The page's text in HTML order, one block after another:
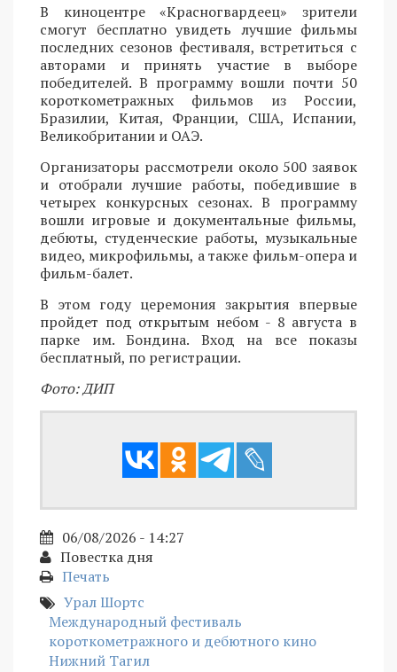
В киноцентре «Красногвардеец» зрители
смогут бесплатно увидеть лучшие фильмы
последних сезонов фестиваля, встретиться с
авторами и принять участие в выборе
победителей. В программу вошли почти 50
короткометражных фильмов из России,
Бразилии, Китая, Франции, США, Испании,
Великобритании и ОАЭ.
Организаторы рассмотрели около 500 заявок
и отобрали лучшие работы, победившие в
четырех конкурсных сезонах. В программу
вошли игровые и документальные фильмы,
дебюты, студенческие работы, музыкальные
видео, микрофильмы, а также фильм-опера и
фильм-балет.
В этом году церемония закрытия впервые
пройдет под открытым небом - 8 августа в
парке им. Бондина. Вход на все показы
бесплатный, по регистрации.
Фото: ДИП
06/08/2026 - 14:27
Повестка дня
Печать
Урал Шортс
Международный фестиваль
короткометражного и дебютного кино
Нижний Тагил